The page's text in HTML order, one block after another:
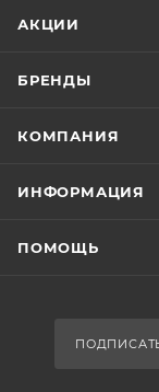
АКЦИИ
БРЕНДЫ
КОМПАНИЯ
ИНФОРМАЦИЯ
ПОМОЩЬ